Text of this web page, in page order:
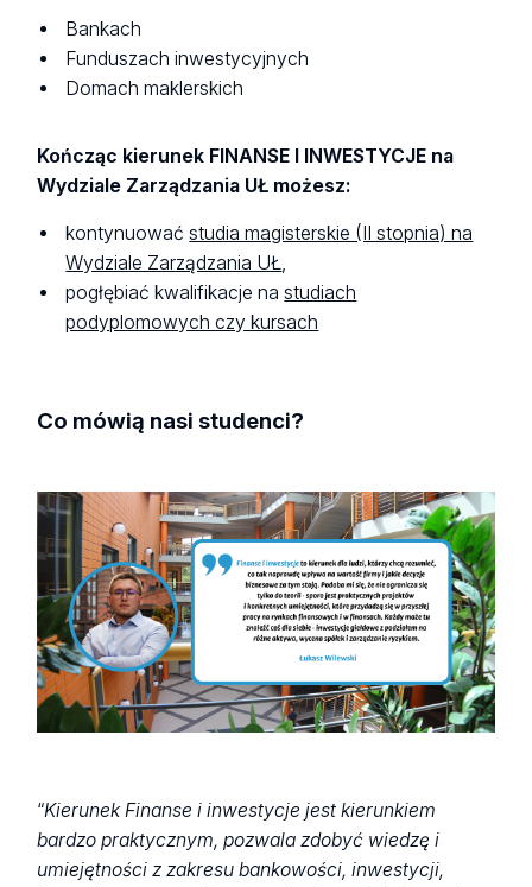
Bankach
Funduszach inwestycyjnych
Domach maklerskich
Kończąc kierunek FINANSE I INWESTYCJE na
Wydziale Zarządzania UŁ możesz:
kontynuowaćstudia magisterskie (II stopnia) na
Wydziale Zarządzania UŁ,
pogłębiać kwalifikacje nastudiach
podyplomowych czy kursach
Co mówią nasi studenci?
“Kierunek Finanse i inwestycje jest kierunkiem
bardzo praktycznym, pozwala zdobyć wiedzę i
umiejętności z zakresu bankowości, inwestycji,